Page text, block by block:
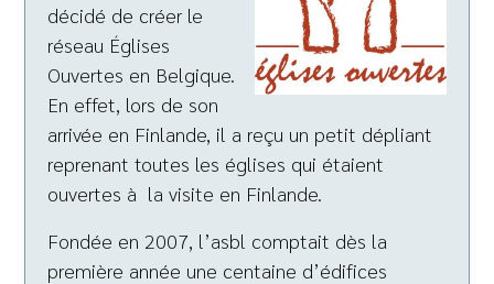
décidé de créer le
réseau Églises
Ouvertes en Belgique.
En effet, lors de son
arrivée en Finlande, il a reçu un petit dépliant
reprenant toutes les églises qui étaient
ouvertes à la visite en Finlande.
Fondée en 2007, l’asbl comptait dès la
première année une centaine d’édifices